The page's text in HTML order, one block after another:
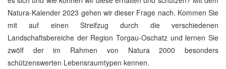
Natura-Kalender 2023 gehen wir dieser Frage nach. Kommen Sie
mit auf einen Streifzug durch die verschiedenen
Landschaftsbereiche der Region Torgau-Oschatz und lernen Sie
zwölf der im Rahmen von Natura 2000 besonders
schützenswerten Lebensraumtypen kennen.